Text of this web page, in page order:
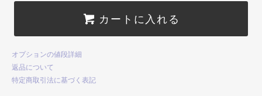
カートに入れる
オプションの値段詳細
返品について
特定商取引法に基づく表記